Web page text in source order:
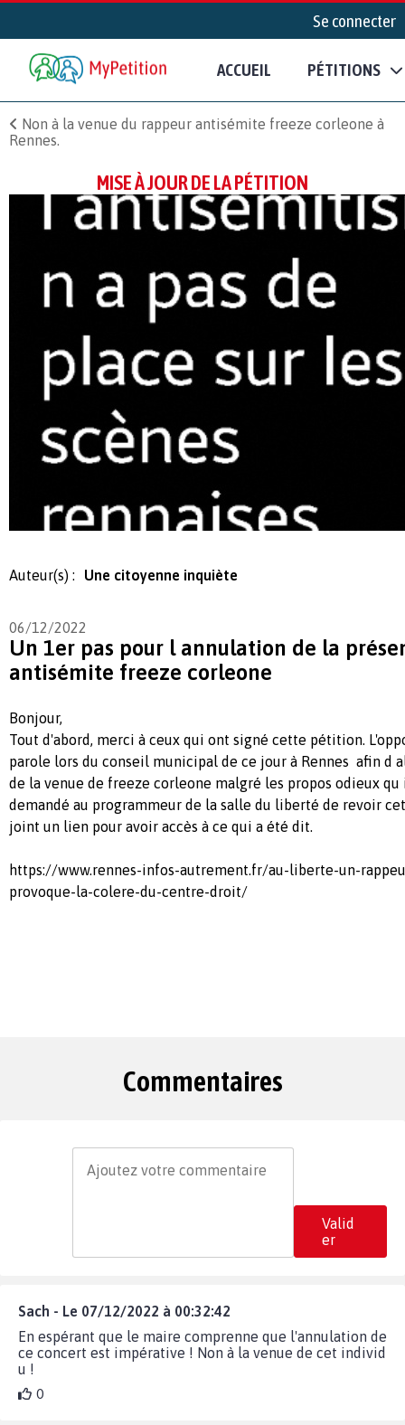
Se connecter
ACCUEIL PÉTITIONS
Non à la venue du rappeur antisémite freeze corleone à
Rennes.
MISE À JOUR DE LA PÉTITION
Auteur(s) : Une citoyenne inquiète
06/12/2022
Un 1er pas pour l annulation de la
antisémite freeze corleone
Bonjour,
Tout d'abord, merci à ceux qui ont signé cette pétition.
parole lors du conseil municipal de ce jour à Rennes afin d
de la venue de freeze corleone malgré les propos odieux
demandé au programmeur de la salle du liberté de revoir
joint un lien pour avoir accès à ce qui a été dit.
https://www.rennes-infos-autrement.fr/au-liberte-un-
provoque-la-colere-du-centre-droit/
Commentaires
Valid
er
Sach - Le 07/12/2022 à 00:32:42
En espérant que le maire comprenne que l'annulation de
ce concert est impérative ! Non à la venue de cet individ
u !
0